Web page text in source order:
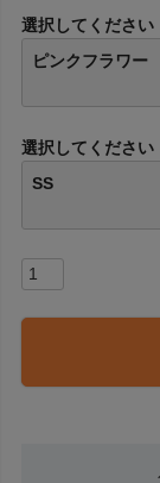
選択してください
ピンクフラワー
選択してください
SS